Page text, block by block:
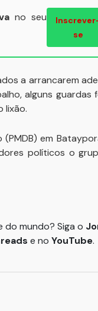
no seu
se
a arrancarem
alguns guardas
lixão.
em
políticos o
do mundo? Siga o
e no YouTube.